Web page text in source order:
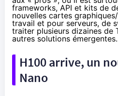
frameworks, API et kits de
nouvelles cartes
travail et pour serveurs, de
traiter plusieurs dizaines de
autres solutions émergentes.
H100 arrive, un
Nano